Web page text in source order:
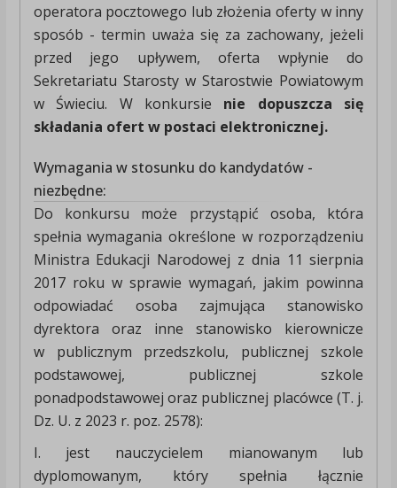
operatora pocztowego lub złożenia oferty w inny
sposób - termin uważa się za zachowany, jeżeli
przed jego upływem, oferta wpłynie do
Sekretariatu Starosty w Starostwie Powiatowym
w Świeciu. W konkursie nie dopuszcza się
składania ofert w postaci elektronicznej.
Wymagania w stosunku do kandydatów -
niezbędne:
Do konkursu może przystąpić osoba, która
spełnia wymagania określone w rozporządzeniu
Ministra Edukacji Narodowej z dnia 11 sierpnia
2017 roku w sprawie wymagań, jakim powinna
odpowiadać osoba zajmująca stanowisko
dyrektora oraz inne stanowisko kierownicze
w publicznym przedszkolu, publicznej szkole
podstawowej, publicznej szkole
ponadpodstawowej oraz publicznej placówce (T. j.
Dz. U. z 2023 r. poz. 2578):
I. jest nauczycielem mianowanym lub
dyplomowanym, który spełnia łącznie